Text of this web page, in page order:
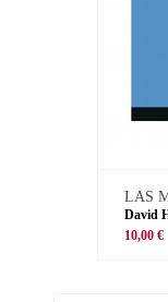
LAS
David
10,00 €